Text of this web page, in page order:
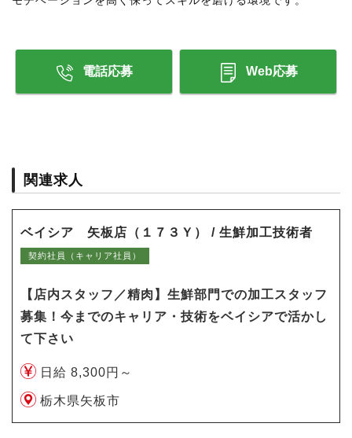
電話応募 Web応募
関連求人
ベイシア 矢板店（１７３Ｙ） / 生鮮加工技術者
契約社員（キャリア社員）
【店内スタッフ／精肉】生鮮部門での加工スタッフ
募集！今までのキャリア・技術をベイシアで活かし
て下さい
日給 8,300円～
栃木県矢板市